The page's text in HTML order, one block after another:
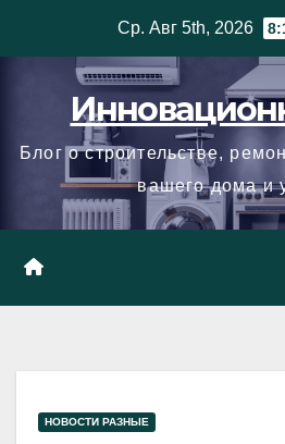
Ср. Авг 5th, 2026
Блог о строительстве,
вашего дома и
НОВОСТИ РАЗНЫЕ